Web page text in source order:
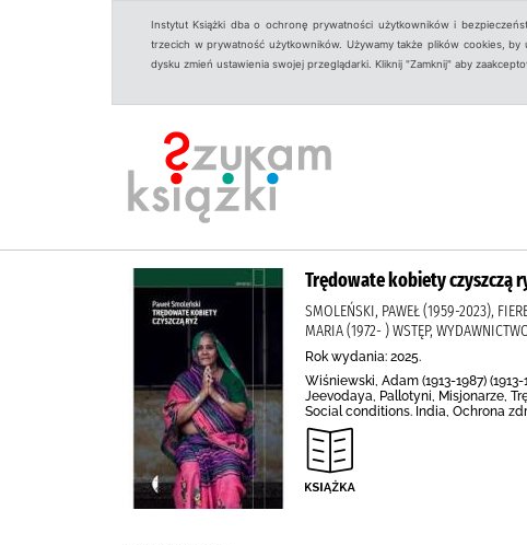
Instytut Książki dba o ochronę prywatności użytkowników i
trzecich w prywatność użytkowników. Używamy także plików cookies,
dysku zmień ustawienia swojej przeglądarki. Kliknij "Zamknij" aby
Trędowate kobiety czyszczą
SMOLEŃSKI, PAWEŁ (1959-2023),
MARIA (1972- ) WSTĘP,
Rok wydania: 2025.
Wiśniewski, Adam (1913-1987)
Jeevodaya, Pallotyni, Misjonarze,
Social conditions. India, Ochrona